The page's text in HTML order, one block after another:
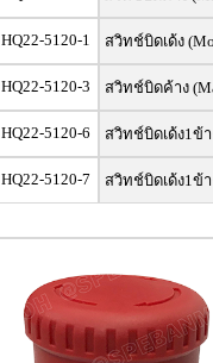
HQ22-5120-1 สวิทช์บิดเด้ง
HQ22-5120-3 สวิทช์บิดค้าง
HQ22-5120-6 สวิทช์บิดเด้ง1ข้า
HQ22-5120-7 สวิทช์บิดเด้ง1ข้า